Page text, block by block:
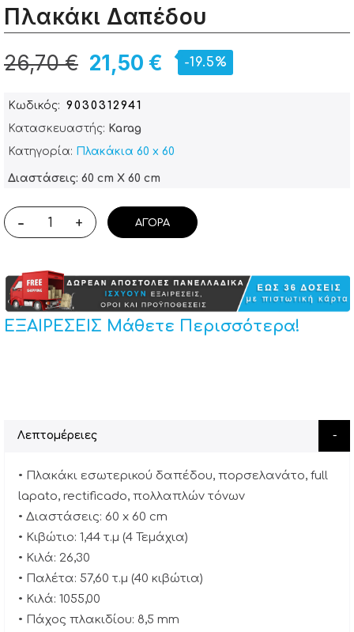
Πλακάκι Δαπέδου
21,50 €
26,70 € -19.5%
Κωδικός
9030312941
Κατασκευαστής: Karag
Κατηγορία: Πλακάκια 60 x 60
Διαστάσεις: 60 cm X 60 cm
- + ΑΓΟΡΆ
ΕΞΑΙΡΕΣΕΙΣ Μάθετε Περισσότερα!
Λεπτομέρειες
• Πλακάκι εσωτερικού δαπέδου, πορσελανάτο, full
lapato, rectificado, πολλαπλών τόνων
• Διαστάσεις: 60 x 60 cm
• Κιβώτιο: 1,44 τ.μ (4 Τεμάχια)
• Κιλά: 26,30
• Παλέτα: 57,60 τ.μ (40 κιβώτια)
• Κιλά: 1055,00
• Πάχος πλακιδίου: 8,5 mm